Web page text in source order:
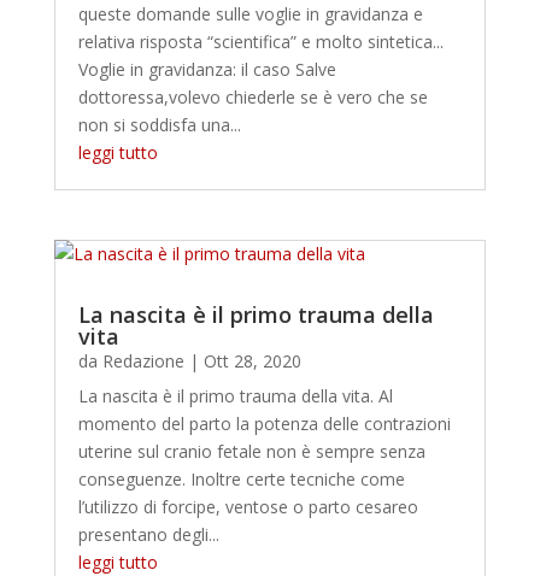
queste domande sulle voglie in gravidanza e
relativa risposta “scientifica” e molto sintetica...
Voglie in gravidanza: il caso Salve
dottoressa,volevo chiederle se è vero che se
non si soddisfa una...
leggi tutto
La nascita è il primo trauma della
vita
da Redazione | Ott 28, 2020
La nascita è il primo trauma della vita. Al
momento del parto la potenza delle contrazioni
uterine sul cranio fetale non è sempre senza
conseguenze. Inoltre certe tecniche come
l’utilizzo di forcipe, ventose o parto cesareo
presentano degli...
leggi tutto